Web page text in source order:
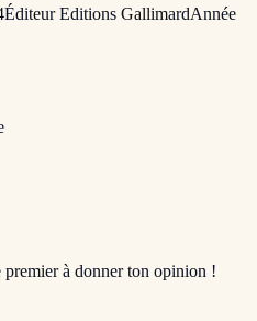
ÉditeurEditions GallimardAnnée
à donner ton opinion !